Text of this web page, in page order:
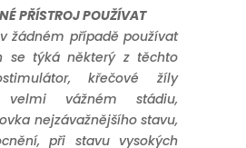
PŘÍSTROJ POUŽÍVAT
žádném případě používat
se týká některý z těchto
křečové žíly
vážném stádiu,
nejzávažnějšího stavu,
při stavu vysokých